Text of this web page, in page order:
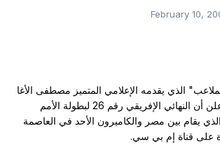
February 10,
الذي يقدمه الإعلامي المتميز مصطفى الأغا
مفاجأة كبيرة حينما أعلن أن النهائي الإفريقي رقم 26 لبطولة الأمم
غانا 2008 الذي يقام بين مصر والكاميرون الأحد في العاصمة
على قناة إم بي سي.